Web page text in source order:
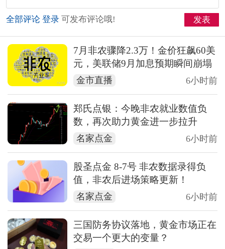
全部评论 登录 可发布评论哦! 发表
7月非农骤降2.3万！金价狂飙60美
元，美联储9月加息预期瞬间崩塌
金市直播 6小时前
郑氏点银：今晚非农就业数值负
数，再次助力黄金进一步拉升
名家点金 6小时前
股圣点金 8-7号 非农数据录得负
值，非农后进场策略更新！
名家点金 6小时前
三国防务协议落地，黄金市场正在
交易一个更大的变量？